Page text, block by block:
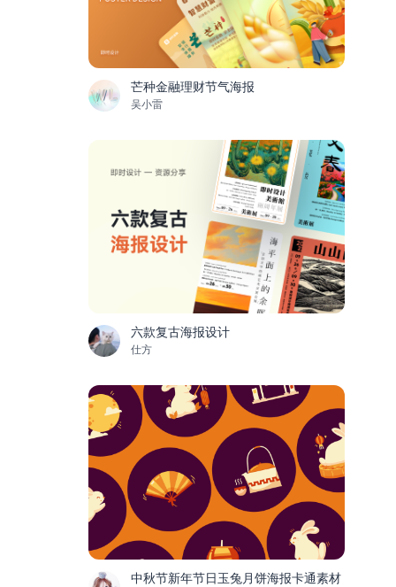
芒种金融理财节气海报
吴小雷
六款复古海报设计
仕方
中秋节新年节日玉兔月饼海报卡通素材